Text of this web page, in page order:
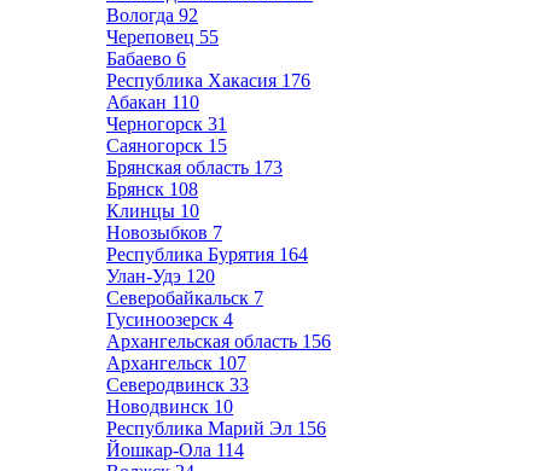
Вологда 92
Череповец 55
Бабаево 6
Республика Хакасия 176
Абакан 110
Черногорск 31
Саяногорск 15
Брянская область 173
Брянск 108
Клинцы 10
Новозыбков 7
Республика Бурятия 164
Улан-Удэ 120
Северобайкальск 7
Гусиноозерск 4
Архангельская область 156
Архангельск 107
Северодвинск 33
Новодвинск 10
Республика Марий Эл 156
Йошкар-Ола 114